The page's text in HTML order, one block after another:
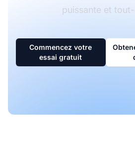
puissante et
Commencez votre
essai gratuit